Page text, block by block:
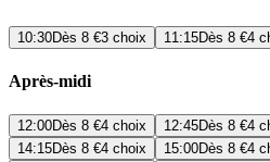
10:30Dès 8 €3 choix 11:15Dès 8 €4
Après-midi
12:00Dès 8 €4 choix 12:45Dès 8 €4
14:15Dès 8 €4 choix 15:00Dès 8 €4